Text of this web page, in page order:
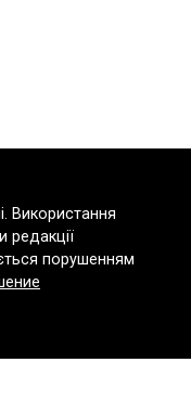
Використання
редакції
порушенням